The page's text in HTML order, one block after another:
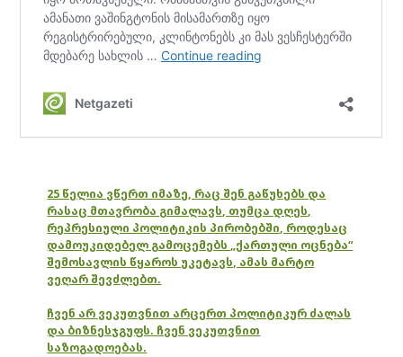
25 წელია ვწერთ იმაზე, რაც შენ გაწუხებს და
რასაც მთავრობა გიმალავს, თუმცა დღეს,
რეპრესიული პოლიტიკის პირობებში, როდესაც
დამოუკიდებელ გამოცემებს „ქართული ოცნება“
შემოსავლის წყაროს უკეტავს, ამას მარტო
ვეღარ შევძლებთ.
ჩვენ არ ვეკუთვნით არცერთ პოლიტიკურ ძალას
და ბიზნესჯგუფს. ჩვენ ვეკუთვნით
საზოგადოებას.